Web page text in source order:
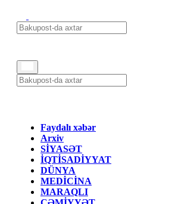
Faydalı xəbər
Arxiv
SİYASƏT
İQTİSADİYYAT
DÜNYA
MEDİCİNA
MARAQLI